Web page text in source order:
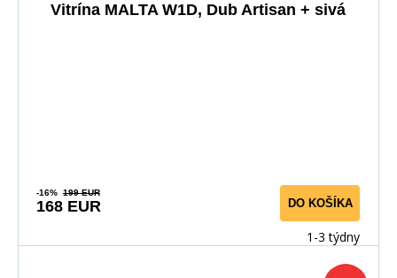
Vitrína MALTA W1D, Dub Artisan + sivá
-16% 199 EUR
168 EUR DO KOŠÍKA
1-3 týdny